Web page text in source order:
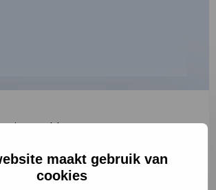
maakt gebruik van
cookies
velden aan
2